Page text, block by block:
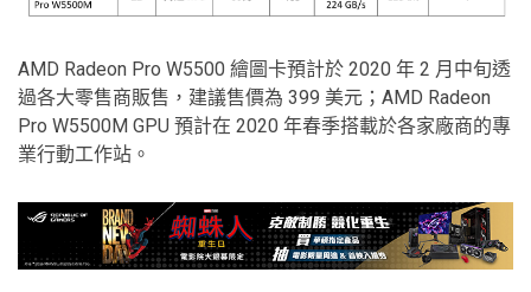
AMD Radeon Pro W5500 繪圖卡預計於 2020 年 2 月中旬透
過各大零售商販售，建議售價為 399 美元；AMD Radeon
Pro W5500M GPU 預計在 2020 年春季搭載於各家廠商的專
業行動工作站。